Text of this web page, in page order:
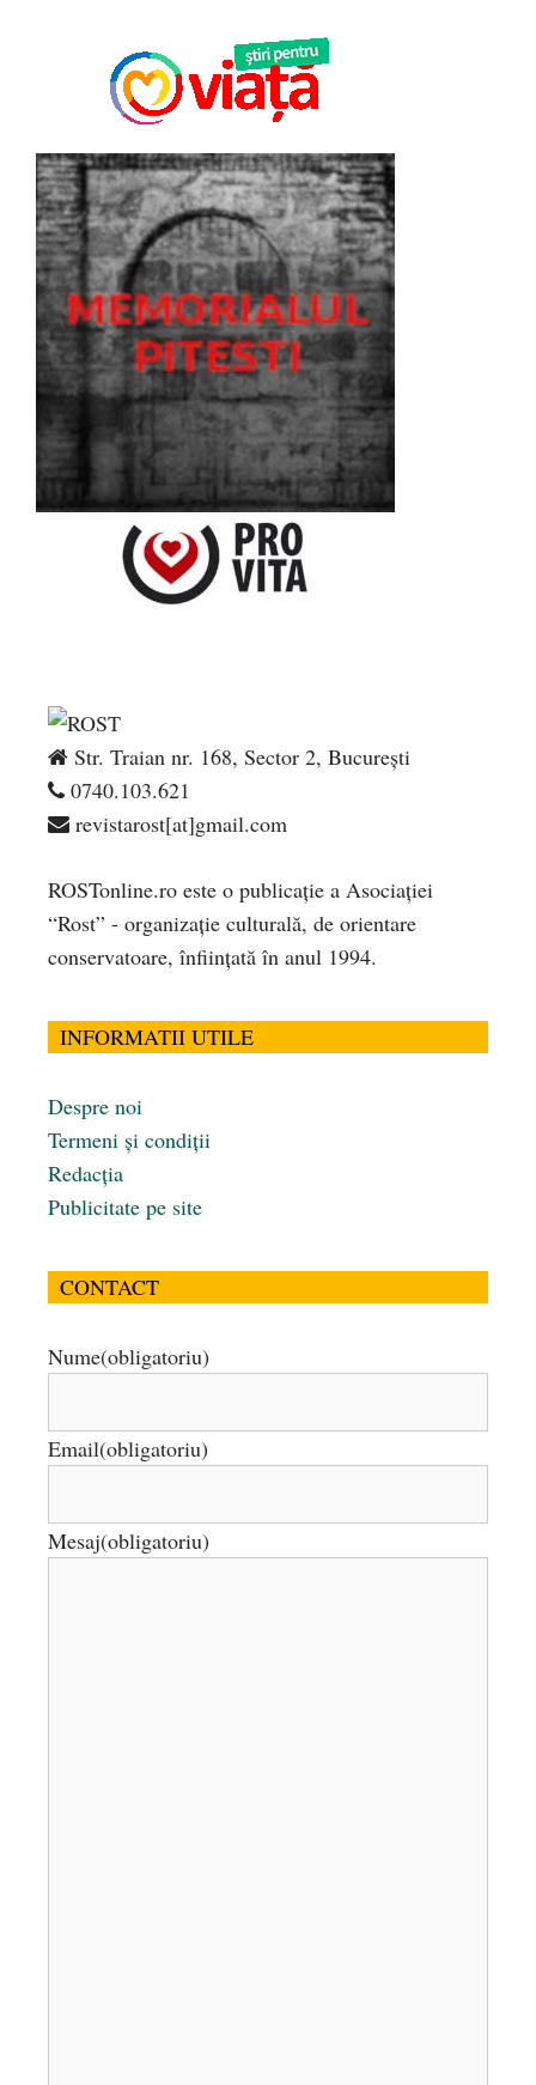
Str. Traian nr. 168, Sector 2, București
0740.103.621
revistarost[at]gmail.com
ROSTonline.ro este o publicaţie a Asociaţiei
“Rost” - organizaţie culturală, de orientare
conservatoare, înfiinţată în anul 1994.
INFORMATII UTILE
Despre noi
Termeni și condiții
Redacția
Publicitate pe site
CONTACT
Nume(obligatoriu)
Email(obligatoriu)
Mesaj(obligatoriu)